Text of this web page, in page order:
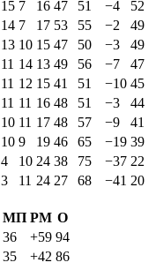
15 7 16 47 51 −4
52
14 7 17 53 55 −2
49
13 10 15 47 50 −3
49
11 14 13 49 56 −7
47
11 12 15 41 51 −10 45
11 11 16 48 51 −3
44
10 11 17 48 57 −9
41
10 9 19 46 65 −19 39
4 10 24 38 75 −37 22
3 11 24 27 68 −41 20
МП РМ О
36 +59 94
35 +42 86